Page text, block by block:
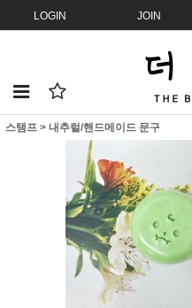
LOGIN JOIN
스탬프 > 내추럴/핸드메이드 문구